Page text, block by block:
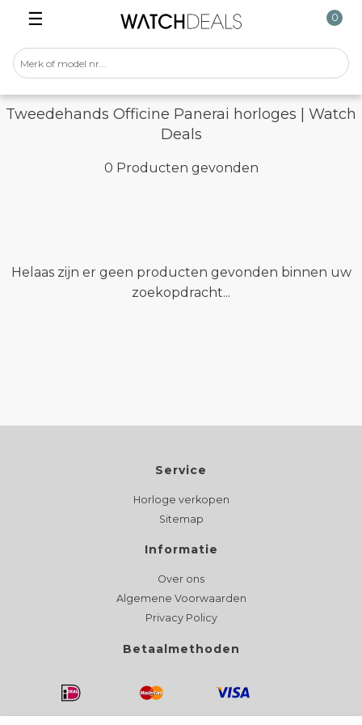
☰ 0
Tweedehands Officine Panerai horloges | Watch
Deals
0 Producten gevonden
Helaas zijn er geen producten gevonden binnen uw
zoekopdracht...
Service
Horloge verkopen
Sitemap
Informatie
Over ons
Algemene Voorwaarden
Privacy Policy
Betaalmethoden